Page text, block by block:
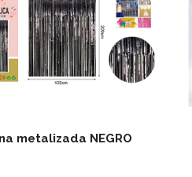
metalizada NEGRO
Ver detalles